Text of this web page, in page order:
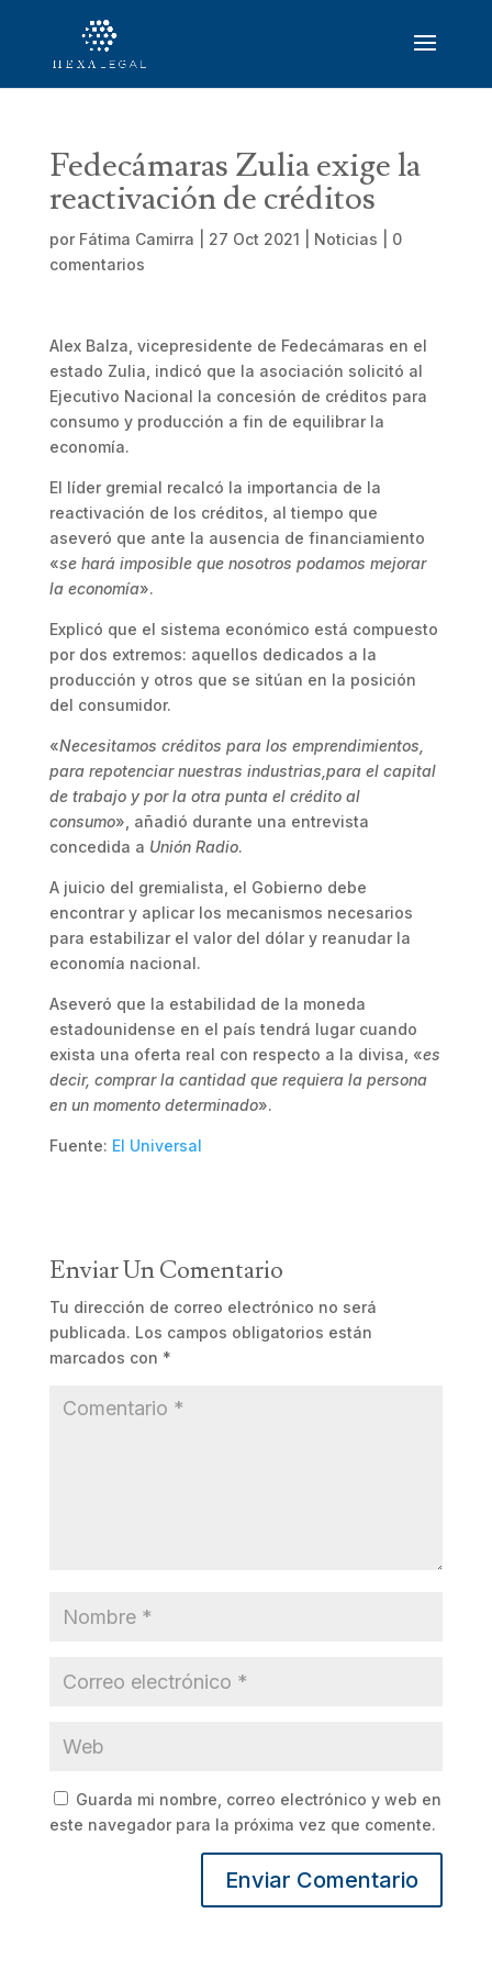
Fedecámaras Zulia exige la
reactivación de créditos
por Fátima Camirra 27 Oct 2021 Noticias
0
comentarios
Alex Balza, vicepresidente de Fedecámaras en el
estado Zulia, indicó que la asociación solicitó al
Ejecutivo Nacional la concesión de créditos para
consumo y producción a fin de equilibrar la
economía.
El líder gremial recalcó la importancia de la
reactivación de los créditos, al tiempo que
aseveró que ante la ausencia de financiamiento
«se hará imposible que nosotros podamos mejorar
la economía».
Explicó que el sistema económico está compuesto
por dos extremos: aquellos dedicados a la
producción y otros que se sitúan en la posición
del consumidor.
«Necesitamos créditos para los emprendimientos,
para repotenciar nuestras industrias,para el capital
de trabajo y por la otra punta el crédito al
consumo», añadió durante una entrevista
concedida a Unión Radio.
A juicio del gremialista, el Gobierno debe
encontrar y aplicar los mecanismos necesarios
para estabilizar el valor del dólar y reanudar la
economía nacional.
Aseveró que la estabilidad de la moneda
estadounidense en el país tendrá lugar cuando
exista una oferta real con respecto a la divisa, «es
decir, comprar la cantidad que requiera la persona
en un momento determinado».
Fuente: El Universal
Enviar Un Comentario
Tu dirección de correo electrónico no será
publicada. Los campos obligatorios están
marcados con *
Guarda mi nombre, correo electrónico y web en
este navegador para la próxima vez que comente.